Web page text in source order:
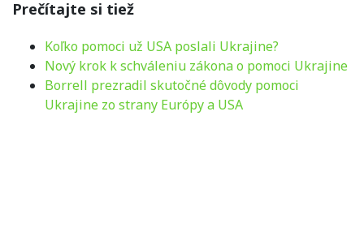
Prečítajte si tiež
Koľko pomoci už USA poslali Ukrajine?
Nový krok k schváleniu zákona o pomoci Ukrajine
Borrell prezradil skutočné dôvody pomoci
Ukrajine zo strany Európy a USA